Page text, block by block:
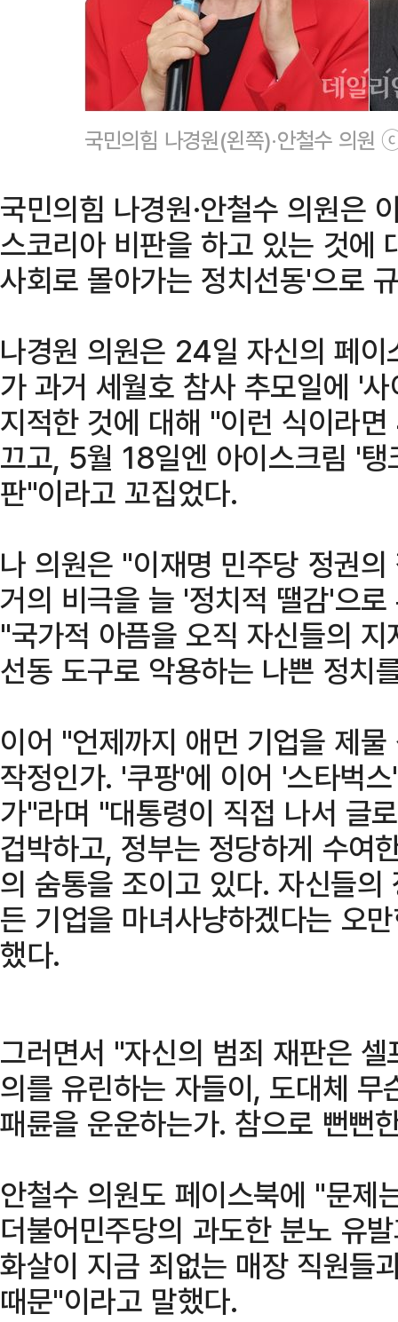
국민의힘 나경원(왼쪽)·안철수 의원
국민의힘 나경원·안철수 의원은
스코리아 비판을 하고 있는 것에
사회로 몰아가는 정치선동'으로
나경원 의원은 24일 자신의 페
가 과거 세월호 참사 추모일에 '
지적한 것에 대해 "이런 식이라
끄고, 5월 18일엔 아이스크림 '
판"이라고 꼬집었다.
나 의원은 "이재명 민주당 정권
거의 비극을 늘 '정치적 땔감'으
"국가적 아픔을 오직 자신들의
선동 도구로 악용하는 나쁜 정치
이어 "언제까지 애먼 기업을 제
작정인가. '쿠팡'에 이어 '스타벅
가"라며 "대통령이 직접 나서 글
겁박하고, 정부는 정당하게 수여
의 숨통을 조이고 있다. 자신들
든 기업을 마녀사냥하겠다는 오
했다.
그러면서 "자신의 범죄 재판은
의를 유린하는 자들이, 도대체
패륜을 운운하는가. 참으로 뻔뻔
안철수 의원도 페이스북에 "문제
더불어민주당의 과도한 분노 유
화살이 지금 죄없는 매장 직원들
때문"이라고 말했다.